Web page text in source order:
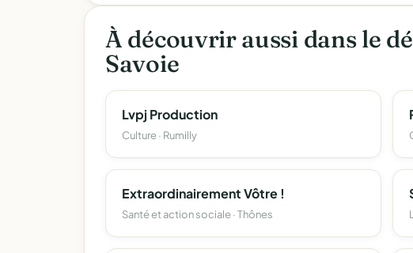
À découvrir aussi dans le
Savoie
Lvpj Production
Culture · Rumilly
Extraordinairement Vôtre !
Santé et action sociale · Thônes